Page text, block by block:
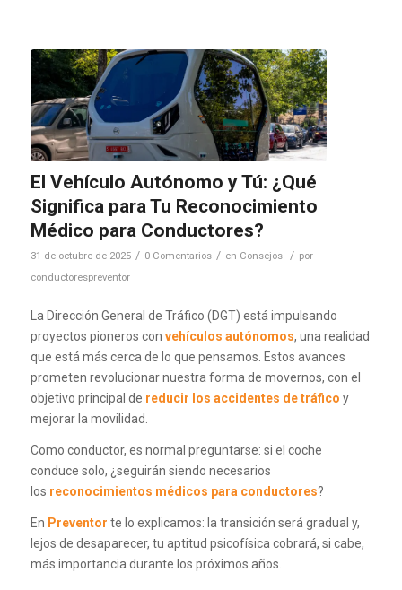
El Vehículo Autónomo y Tú: ¿Qué
Significa para Tu Reconocimiento
Médico para Conductores?
31 de octubre de 2025 / 0 Comentarios / en Consejos / por
conductorespreventor
La Dirección General de Tráfico (DGT) está impulsando
proyectos pioneros con vehículos autónomos, una realidad
que está más cerca de lo que pensamos. Estos avances
prometen revolucionar nuestra forma de movernos, con el
objetivo principal de reducir los accidentes de tráfico y
mejorar la movilidad.
Como conductor, es normal preguntarse: si el coche
conduce solo, ¿seguirán siendo necesarios
los reconocimientos médicos para conductores?
En Preventor te lo explicamos: la transición será gradual y,
lejos de desaparecer, tu aptitud psicofísica cobrará, si cabe,
más importancia durante los próximos años.